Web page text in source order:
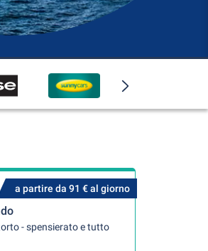
a partire da 91 € al giorno
- spensierato e tutto